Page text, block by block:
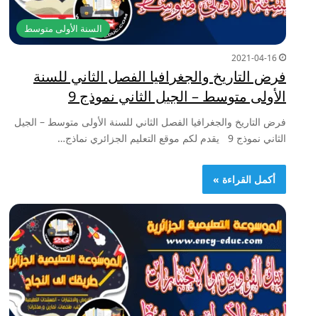
السنة الأولى متوسط
2021-04-16
فرض التاريخ والجغرافيا الفصل الثاني للسنة
الأولى متوسط – الجيل الثاني نموذج 9
فرض التاريخ والجغرافيا الفصل الثاني للسنة الأولى متوسط – الجيل
الثاني نموذج 9 يقدم لكم موقع التعليم الجزائري نماذج…
أكمل القراءة »